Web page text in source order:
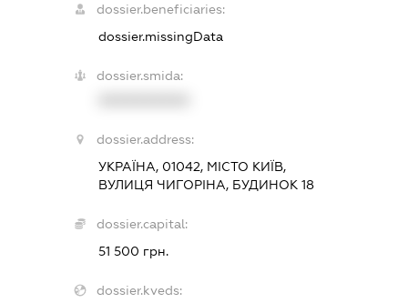
dossier.beneficiaries:
dossier.missingData
dossier.smida:
dossier.address:
УКРАЇНА, 01042, МІСТО КИЇВ,
ВУЛИЦЯ ЧИГОРІНА, БУДИНОК 18
dossier.capital:
51 500 грн.
dossier.kveds: